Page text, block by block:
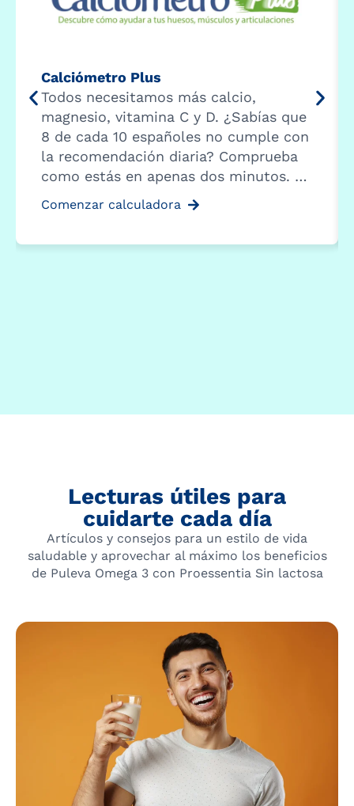
Calciómetro Plus
Todos necesitamos más calcio,
magnesio, vitamina C y D. ¿Sabías que
8 de cada 10 españoles no cumple con
la recomendación diaria? Comprueba
como estás en apenas dos minutos. …
Comenzar calculadora
Lecturas útiles para
cuidarte cada día
Artículos y consejos para un estilo de vida
saludable y aprovechar al máximo los beneficios
de Puleva Omega 3 con Proessentia Sin lactosa